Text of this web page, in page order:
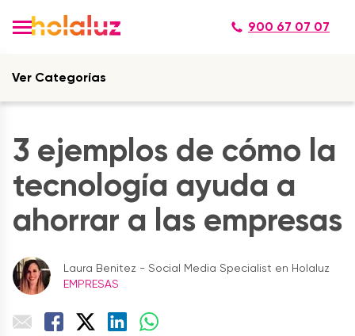
900 67 07 07
Ver Categorías
3 ejemplos de cómo la
tecnología ayuda a
ahorrar a las empresas
Laura Benitez - Social Media Specialist en Holaluz
EMPRESAS